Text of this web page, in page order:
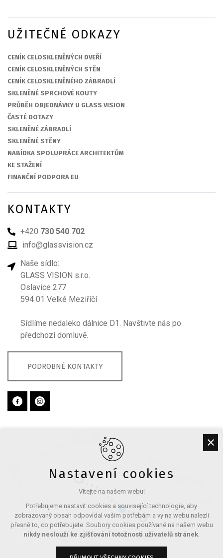
UŽITEČNÉ ODKAZY
CENÍK CELOSKLENĚNÝCH DVEŘÍ
CENÍK CELOSKLENĚNÝCH STĚN
CENÍK CELOSKLENĚNÉHO ZÁBRADLÍ
SKLENĚNÉ SPRCHOVÉ KOUTY
PRŮBĚH OBJEDNÁVKY U GLASS VISION
ČASTÉ DOTAZY
SKLENĚNÉ ZÁBRADLÍ
SKLENĚNÉ STĚNY
NABÍDKA SPOLUPRÁCE ARCHITEKTŮM
KE STAŽENÍ
FINANČNÍ PODPORA EU
KONTAKTY
+420 730 540 702
info@glassvision.cz
Naše sídlo:
GLASS VISION s.r.o.
Oslavice 277
594 01 Velké Meziříčí
Sídlíme nedaleko dálnice D1. Navštivte nás po
předchozí domluvě.
PODROBNÉ KONTAKTY
Nastavení cookies
Vítejte na našem webu!
Potřebujeme nastavit cookies a související technologie, aby
zobrazovaný obsah odpovídal vašim potřebám a vy na webu nalezli
přesně to, co potřebujete. Soubory cookies používané na našem webu
nikdy neslouží ke zjišťování totožnosti uživatelů stránek.